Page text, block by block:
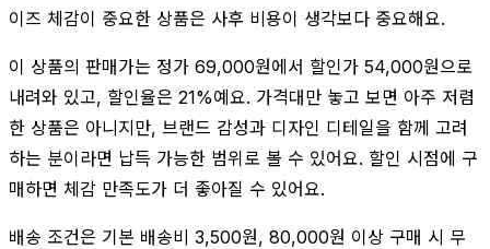
이즈 체감이 중요한 상품은 사후 비용이 생각보다 중요해요.
이 상품의 판매가는 정가 69,000원에서 할인가 54,000원으로
내려와 있고, 할인율은 21%예요. 가격대만 놓고 보면 아주 저렴
한 상품은 아니지만, 브랜드 감성과 디자인 디테일을 함께 고려
하는 분이라면 납득 가능한 범위로 볼 수 있어요. 할인 시점에 구
매하면 체감 만족도가 더 좋아질 수 있어요.
배송 조건은 기본 배송비 3,500원, 80,000원 이상 구매 시 무